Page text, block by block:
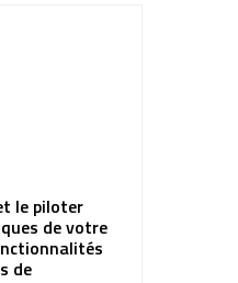
le piloter
de votre
de